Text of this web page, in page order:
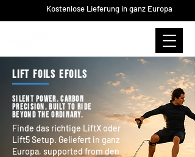
Kostenlose Lieferung in ganz Europa
LIFT FOILS EFOILS
Silent power. Carbon
precision. Built to ride
beyond the ordinary.
Finde das richtige LiftX oder
Lift5 Setup. Geliefert in ganz
Europa, supported from den